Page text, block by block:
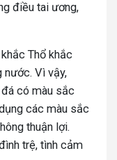
điều tai ương,
Thổ khắc
nước. Vì vậy,
có màu sắc
các màu sắc
thuận lợi.
trệ, tình cảm